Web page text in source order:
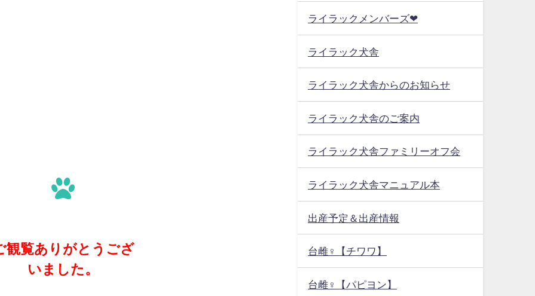
観覧ありがとうござ
いました。
ライラックメンバーズ❤
ライラック犬舎
ライラック犬舎からのお知らせ
ライラック犬舎のご案内
ライラック犬舎ファミリーオフ会
ライラック犬舎マニュアル本
出産予定＆出産情報
台雌♀【チワワ】
台雌♀【パピヨン】